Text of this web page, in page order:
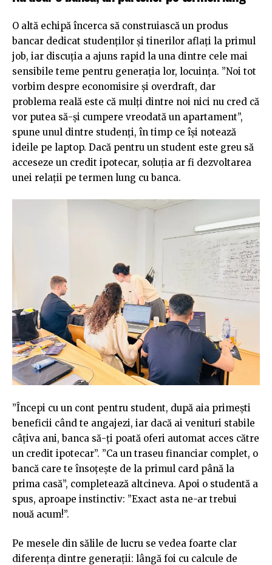
O altă echipă încerca să construiască un produs
bancar dedicat studenților și tinerilor aflați la primul
job, iar discuția a ajuns rapid la una dintre cele mai
sensibile teme pentru generația lor, locuința. ”Noi tot
vorbim despre economisire și overdraft, dar
problema reală este că mulți dintre noi nici nu cred că
vor putea să-și cumpere vreodată un apartament”,
spune unul dintre studenți, în timp ce își notează
ideile pe laptop. Dacă pentru un student este greu să
acceseze un credit ipotecar, soluția ar fi dezvoltarea
unei relații pe termen lung cu banca.
”Începi cu un cont pentru student, după aia primești
beneficii când te angajezi, iar dacă ai venituri stabile
câțiva ani, banca să-ți poată oferi automat acces către
un credit ipotecar”. ”Ca un traseu financiar complet, o
bancă care te însoțește de la primul card până la
prima casă”, completează altcineva. Apoi o studentă a
spus, aproape instinctiv: ”Exact asta ne-ar trebui
nouă acum!”.
Pe mesele din sălile de lucru se vedea foarte clar
diferența dintre generații: lângă foi cu calcule de